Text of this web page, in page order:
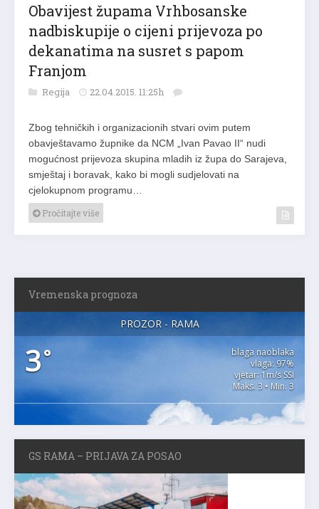
Obavijest župama Vrhbosanske
nadbiskupije o cijeni prijevoza po
dekanatima na susret s papom
Franjom
Regija 22.04.2015. 11:25h
Zbog tehničkih i organizacionih stvari ovim putem
obavještavamo župnike da NCM „Ivan Pavao II“ nudi
mogućnost prijevoza skupina mladih iz župa do Sarajeva,
smještaj i boravak, kako bi mogli sudjelovati na
cjelokupnom programu…
Pročitajte više
Vremenska prognoza
PROZOR - RAMA
3°
blaga naoblaka
vlaga: 97%
vjetar: 1m/s SSI
Maks. 3 • Min. 3
GS RAMA – PRIJAVA ZA POSAO